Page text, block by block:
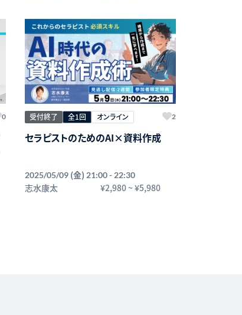
0 受付終了 全1回 オンライン 2
セラピストのためのAI×資料作成
2025/05/09 (金) 21:00 - 22:30
志水康太 ¥2,980~¥5,980